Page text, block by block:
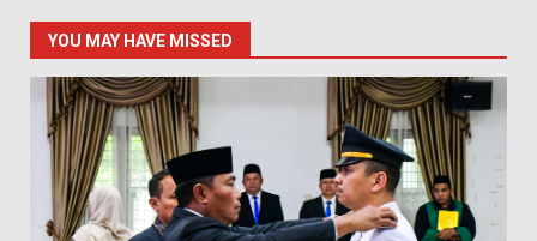
YOU MAY HAVE MISSED